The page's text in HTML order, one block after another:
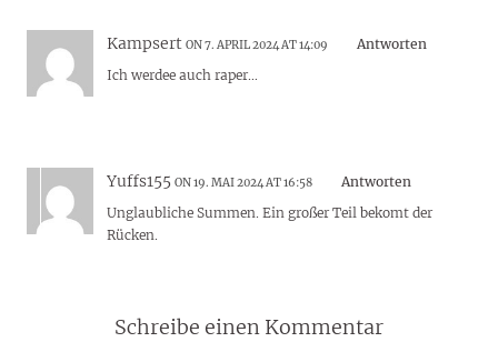
Kampsert ON 7. APRIL 2024 AT 14:09
Antworten
Ich werdee auch raper…
Yuffs155 ON 19. MAI 2024 AT 16:58
Antworten
Unglaubliche Summen. Ein großer Teil bekomt der
Rücken.
Schreibe einen Kommentar